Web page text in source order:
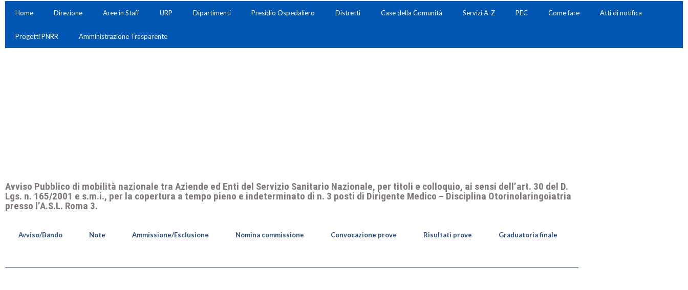
Home Direzione Aree in Staff URP Dipartimenti Presidio Ospedaliero Distretti Case della Comunità Servizi A-Z PEC Come fare Atti di notifica
Progetti PNRR Amministrazione Trasparente
Avviso Pubblico di mobilità nazionale tra Aziende ed Enti del Servizio Sanitario Nazionale, per titoli e colloquio, ai sensi dell’art. 30 del D.
Lgs. n. 165/2001 e s.m.i., per la copertura a tempo pieno e indeterminato di n. 3 posti di Dirigente Medico – Disciplina Otorinolaringoiatria
presso l’A.S.L. Roma 3.
Avviso/Bando Note Ammissione/Esclusione Nomina commissione Convocazione prove Risultati prove Graduatoria finale